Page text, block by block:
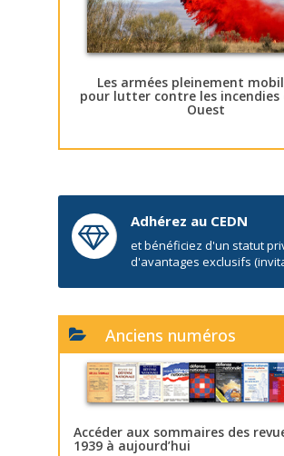
Les armées pleinement
pour lutter contre les incendies
Ouest
Adhérez au CEDN
et bénéficiez d'un statut
d'avantages exclusifs
Anciens numéros
Accéder aux sommaires des
1939 à aujourd’hui